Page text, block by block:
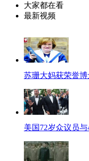
大家都在看
最新视频
苏珊大妈获荣誉博
美国72岁众议员